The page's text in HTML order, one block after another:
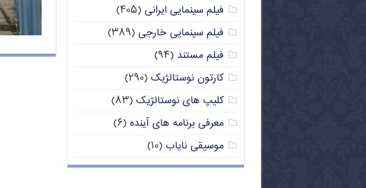
فیلم سینمایی ایرانی (۴۰۵)
فیلم سینمایی خارجی (۳۸۹)
فیلم مستند (۹۴)
کارتون نوستالژیک (۲۹۰)
کلیپ های نوستالژیک (۸۳)
معرفی برنامه های آینده (۶)
موسیقی نایاب (۱۰)